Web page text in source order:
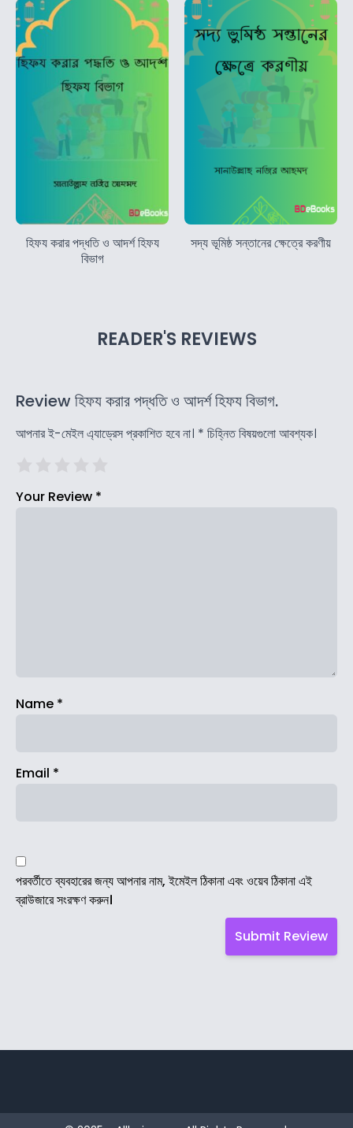
হিফয করার পদ্ধতি ও আদর্শ হিফয
বিভাগ
সদ্য ভূমিষ্ঠ সন্তানের ক্ষেত্রে করণীয়
READER'S REVIEWS
Review হিফয করার পদ্ধতি ও আদর্শ হিফয বিভাগ.
আপনার ই-মেইল এ্যাড্রেস প্রকাশিত হবে না। * চিহ্নিত বিষয়গুলো আবশ্যক।
Your Review *
Name *
Email *
পরবর্তীতে ব্যবহারের জন্য আপনার নাম, ইমেইল ঠিকানা এবং ওয়েব ঠিকানা এই
ব্রাউজারে সংরক্ষণ করুন।